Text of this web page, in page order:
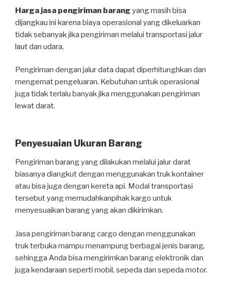
Harga jasa pengiriman barang yang masih bisa
dijangkau ini karena biaya operasional yang dikeluarkan
tidak sebanyak jika pengiriman melalui transportasi jalur
laut dan udara.
Pengiriman dengan jalur data dapat diperhitunghkan dan
mengemat pengeluaran. Kebutuhan untuk operasional
juga tidak terlalu banyak jika menggunakan pengiriman
lewat darat.
Penyesuaian Ukuran Barang
Pengiriman barang yang dilakukan melalui jalur darat
biasanya diangkut dengan menggunakan truk kontainer
atau bisa juga dengan kereta api. Modal transportasi
tersebut yang memudahkanpihak kargo untuk
menyesuaikan barang yang akan dikirimkan.
Jasa pengiriman barang cargo dengan menggunakan
truk terbuka mampu menampung berbagai jenis barang,
sehingga Anda bisa mengirimkan barang elektronik dan
juga kendaraan seperti mobil, sepeda dan sepeda motor.